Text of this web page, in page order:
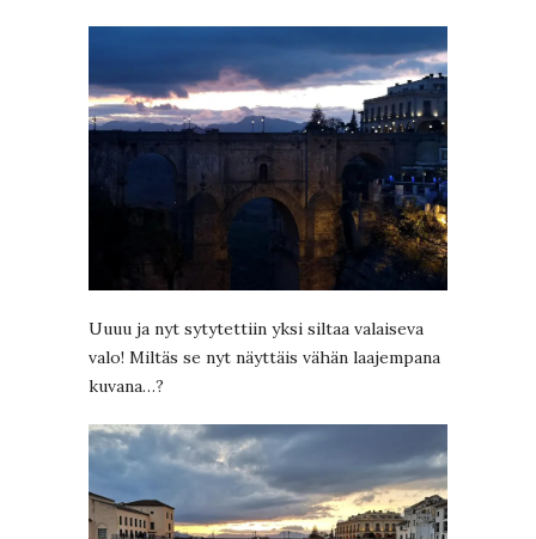
Uuuu ja nyt sytytettiin yksi siltaa valaiseva
valo! Miltäs se nyt näyttäis vähän laajempana
kuvana…?